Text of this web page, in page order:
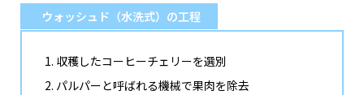
ウォッシュド（水洗式）の工程
収穫したコーヒーチェリーを選別
パルパーと呼ばれる機械で果肉を除去